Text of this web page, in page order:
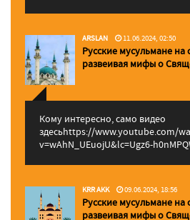
ARSLAN 11.06.2024, 02:50
Русские мусульмане на
pазвеивая мифы о
Кому интересно, само видео
здесьhttps://www.youtube.com/
v=wAhN_UEuojU&lc=Ugz6-
KRR AKK 09.06.2024, 18:56
Русские мусульмане на
pазвеивая мифы о